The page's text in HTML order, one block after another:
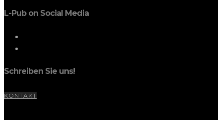
L-Pub on Social Media
Schreiben Sie uns!
KONTAKT